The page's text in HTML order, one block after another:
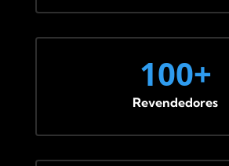
100+
Revendedores